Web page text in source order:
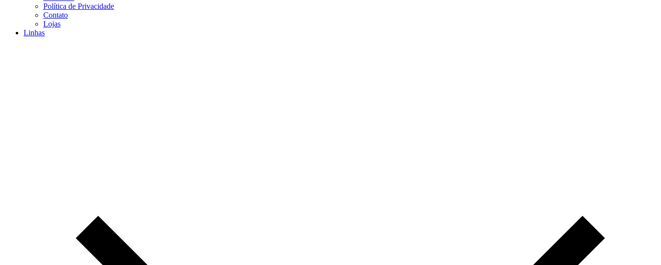
Política de Privacidade
Contato
Lojas
Linhas